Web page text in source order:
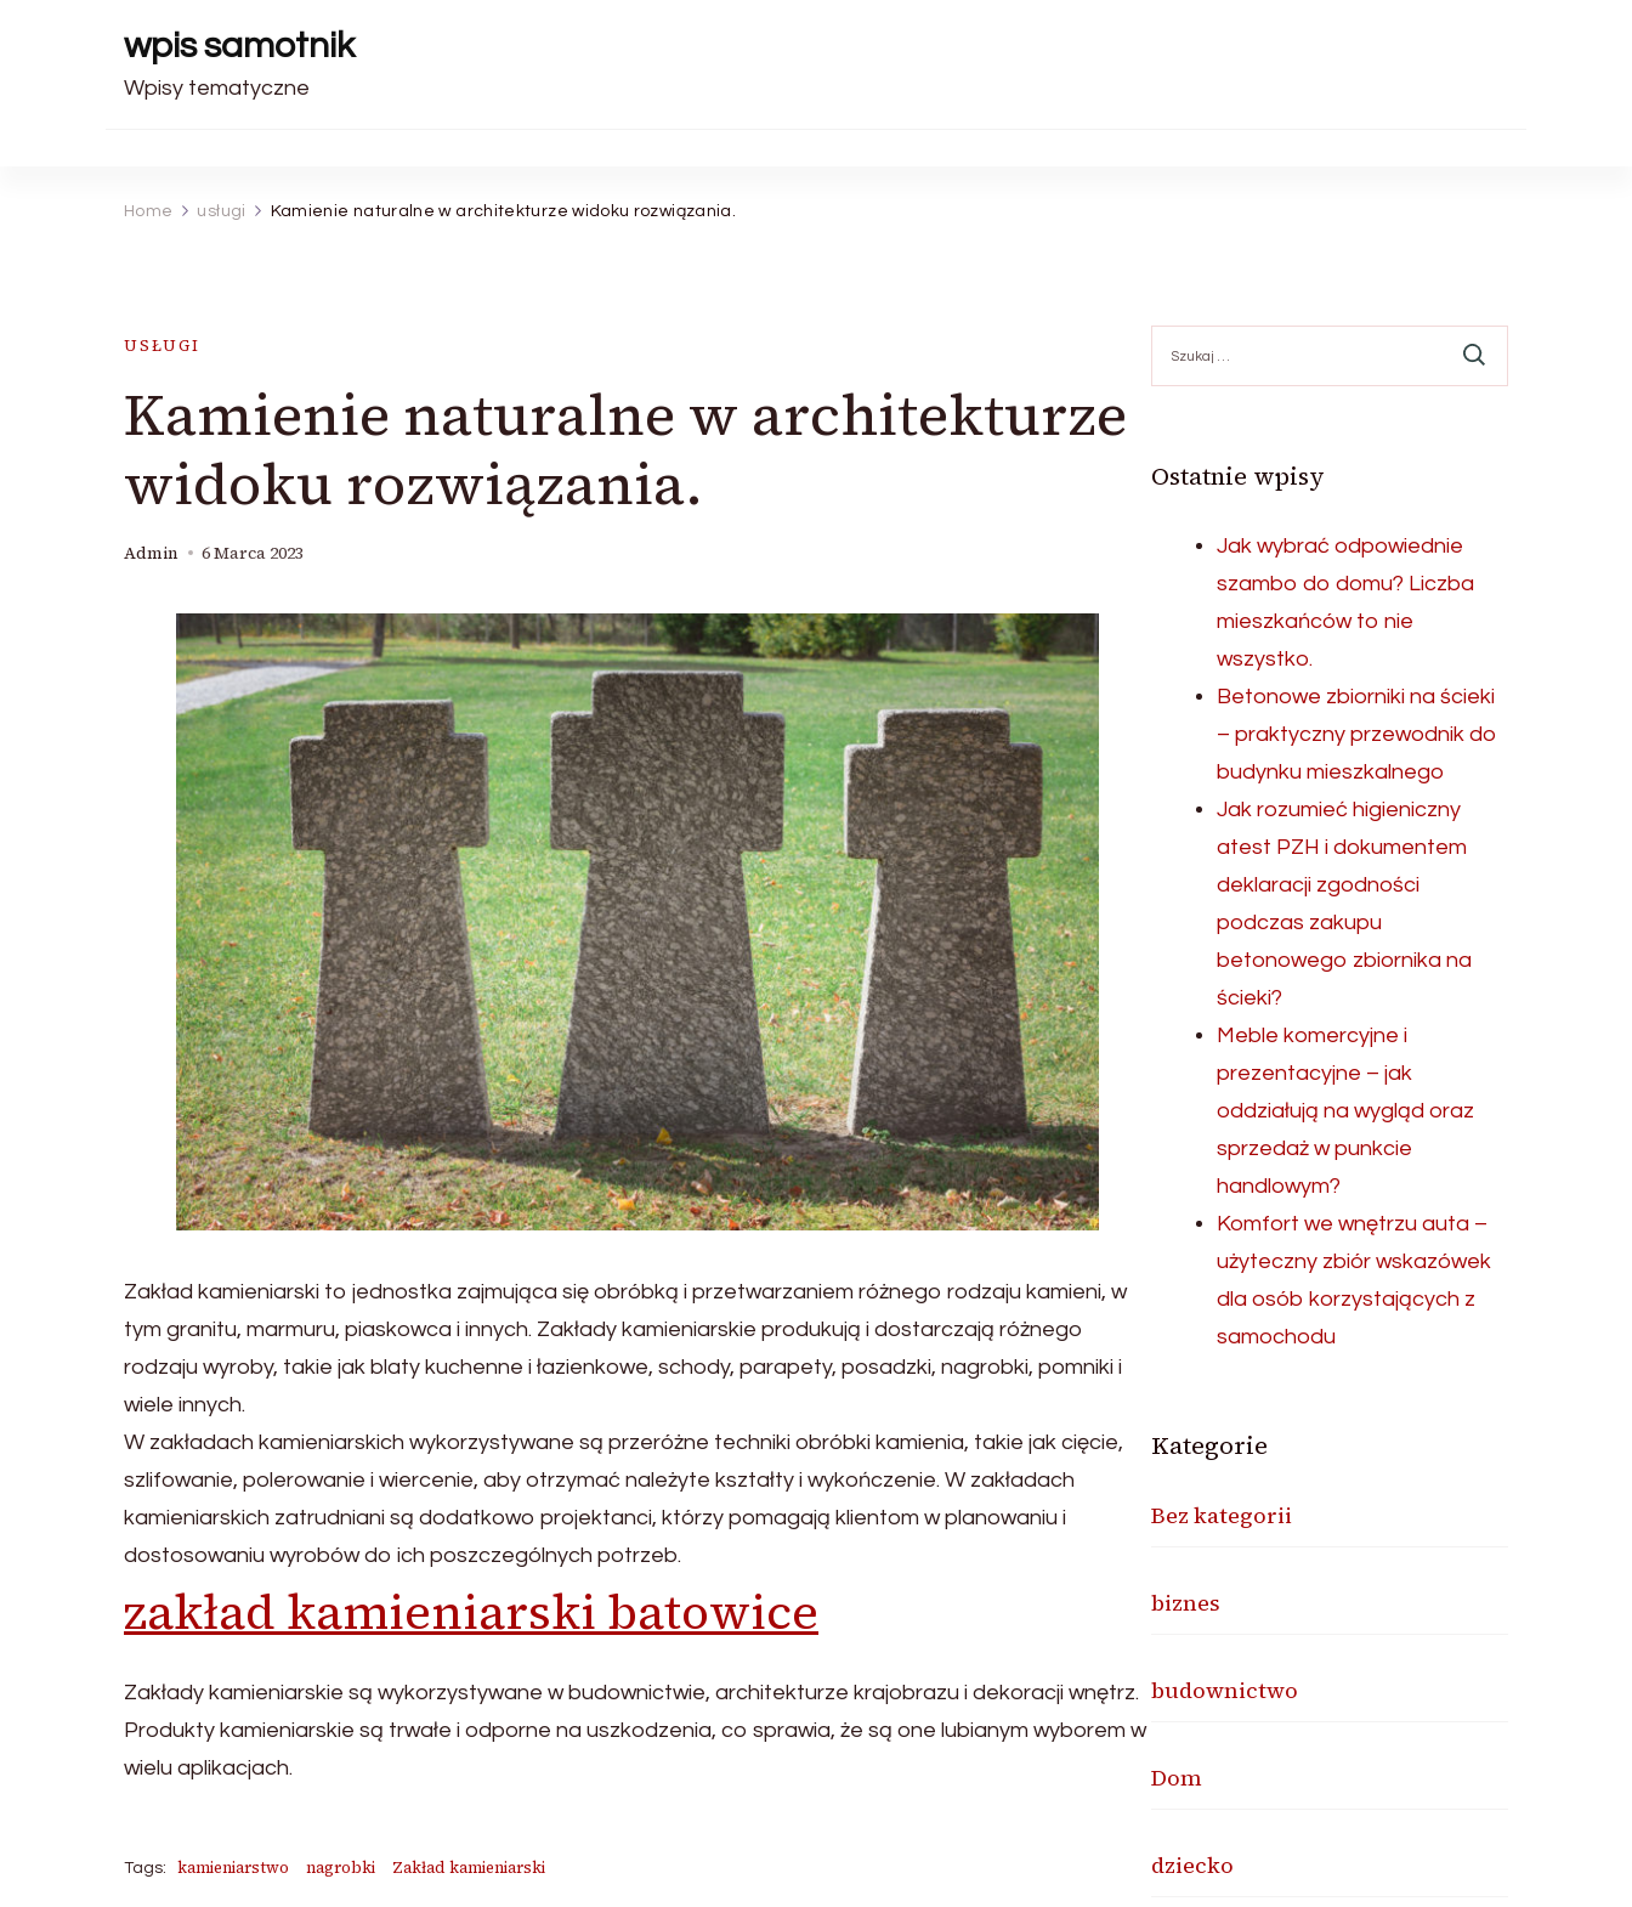
wpis samotnik
Wpisy tematyczne
Home usługi Kamienie naturalne w architekturze widoku rozwiązania.
USŁUGI
Kamienie naturalne w architekturze
widoku rozwiązania.
Admin 6 Marca 2023
Zakład kamieniarski to jednostka zajmująca się obróbką i przetwarzaniem różnego rodzaju kamieni, w
tym granitu, marmuru, piaskowca i innych. Zakłady kamieniarskie produkują i dostarczają różnego
rodzaju wyroby, takie jak blaty kuchenne i łazienkowe, schody, parapety, posadzki, nagrobki, pomniki i
wiele innych.
W zakładach kamieniarskich wykorzystywane są przeróżne techniki obróbki kamienia, takie jak cięcie,
szlifowanie, polerowanie i wiercenie, aby otrzymać należyte kształty i wykończenie. W zakładach
kamieniarskich zatrudniani są dodatkowo projektanci, którzy pomagają klientom w planowaniu i
dostosowaniu wyrobów do ich poszczególnych potrzeb.
zakład kamieniarski batowice
Zakłady kamieniarskie są wykorzystywane w budownictwie, architekturze krajobrazu i dekoracji wnętrz.
Produkty kamieniarskie są trwałe i odporne na uszkodzenia, co sprawia, że są one lubianym wyborem w
wielu aplikacjach.
Tags: kamieniarstwo nagrobki Zakład kamieniarski
Ostatnie wpisy
Jak wybrać odpowiednie
szambo do domu? Liczba
mieszkańców to nie
wszystko.
Betonowe zbiorniki na ścieki
– praktyczny przewodnik do
budynku mieszkalnego
Jak rozumieć higieniczny
atest PZH i dokumentem
deklaracji zgodności
podczas zakupu
betonowego zbiornika na
ścieki?
Meble komercyjne i
prezentacyjne – jak
oddziałują na wygląd oraz
sprzedaż w punkcie
handlowym?
Komfort we wnętrzu auta –
użyteczny zbiór wskazówek
dla osób korzystających z
samochodu
Kategorie
Bez kategorii
biznes
budownictwo
Dom
dziecko